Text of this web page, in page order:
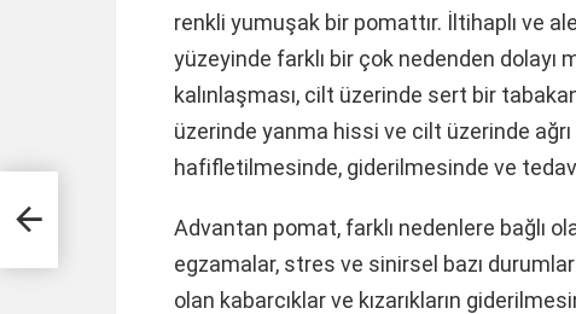
renkli yumuşak bir pomattır. İltihaplı ve
yüzeyinde farklı bir çok nedenden dolayı
kalınlaşması, cilt üzerinde sert bir
üzerinde yanma hissi ve cilt üzerinde
hafifletilmesinde, giderilmesinde ve
Advantan pomat, farklı nedenlere bağlı
egzamalar, stres ve sinirsel bazı
olan kabarcıklar ve kızarıkların